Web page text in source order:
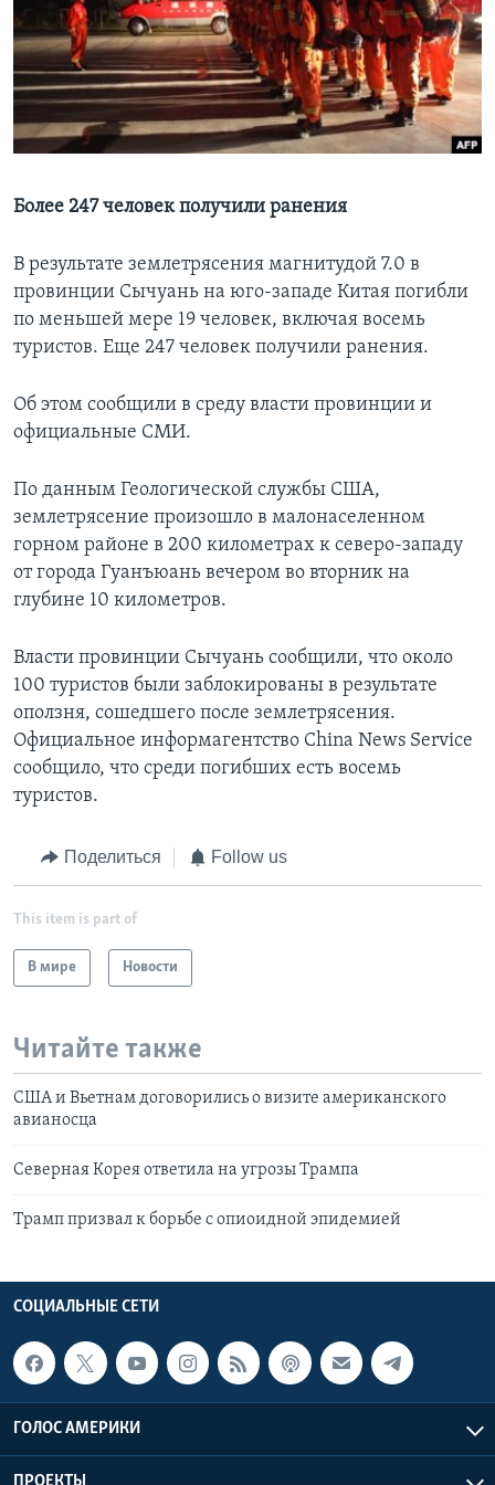
Learning English
СОЦИАЛЬНЫЕ СЕТИ
Языки
Более 247 человек получили ранения
В результате землетрясения магнитудой 7.0 в
провинции Сычуань на юго-западе Китая погибли
по меньшей мере 19 человек, включая восемь
туристов. Еще 247 человек получили ранения.
Об этом сообщили в среду власти провинции и
официальные СМИ.
По данным Геологической службы США,
землетрясение произошло в малонаселенном
горном районе в 200 километрах к северо-западу
от города Гуанъюань вечером во вторник на
глубине 10 километров.
Власти провинции Сычуань сообщили, что около
100 туристов были заблокированы в результате
оползня, сошедшего после землетрясения.
Официальное информагентство China News Service
сообщило, что среди погибших есть восемь
туристов.
Поделиться Follow us
This item is part of
В мире Новости
Читайте также
США и Вьетнам договорились о визите американского
авианосца
Северная Корея ответила на угрозы Трампа
Трамп призвал к борьбе с опиоидной эпидемией
СОЦИАЛЬНЫЕ СЕТИ
ГОЛОС АМЕРИКИ
ПРОЕКТЫ